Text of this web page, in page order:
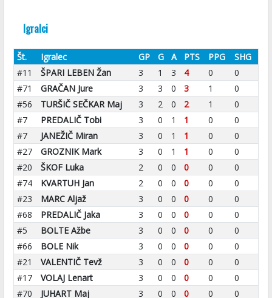
Igralci
Št. Igralec GP G A PTS PPG
SHG
#11
ŠPARI LEBEN Žan 3 1 3 4 0
0
#71
GRAČAN Jure 3 3 0 3 1
0
#56
TURŠIČ SEČKAR Maj 3 2 0 2 1
0
#7
PREDALIČ Tobi 3 0 1 1 0
0
#7
JANEŽIČ Miran 3 0 1 1 0
0
#27
GROZNIK Mark 3 0 1 1 0
0
#20
ŠKOF Luka 2 0 0 0 0
0
#74
KVARTUH Jan 2 0 0 0 0
0
#23
MARC Aljaž 3 0 0 0 0
0
#68
PREDALIČ Jaka 3 0 0 0 0
0
#5
BOLTE Ažbe 3 0 0 0 0
0
#66
BOLE Nik 3 0 0 0 0
0
#21
VALENTIČ Tevž 3 0 0 0 0
0
#17
VOLAJ Lenart 3 0 0 0 0
0
#70
JUHART Maj 3 0 0 0 0 0